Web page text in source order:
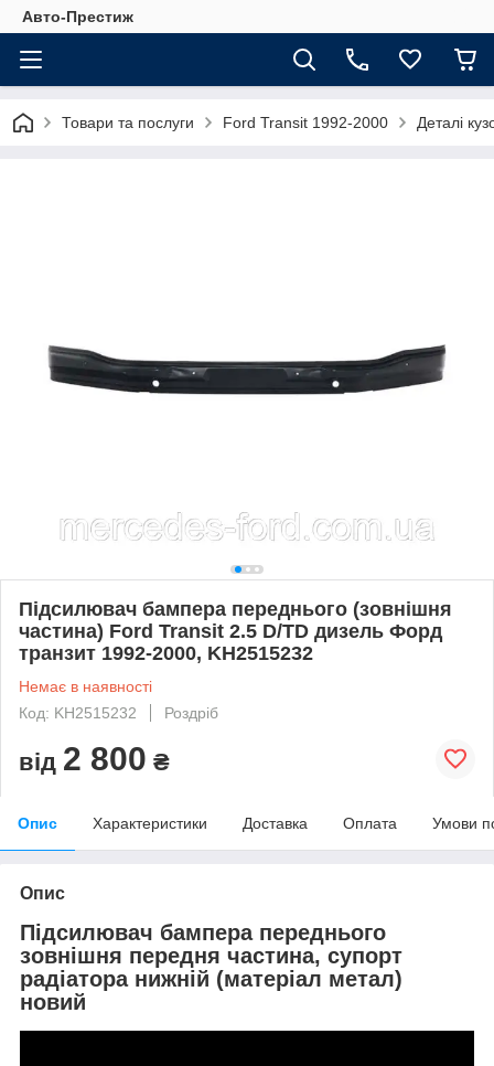
Авто-Престиж
Товари та послуги Ford Transit 1992-2000 Деталі
Підсилювач бампера переднього (зовнішня
частина) Ford Transit 2.5 D/TD дизель Форд
транзит 1992-2000, KH2515232
Немає в наявності
Код: KH2515232
Роздріб
від 2 800 ₴
Опис Характеристики Доставка Оплата Умови
Опис
Підсилювач бампера переднього
зовнішня передня частина, супорт
радіатора нижній (матеріал метал)
новий